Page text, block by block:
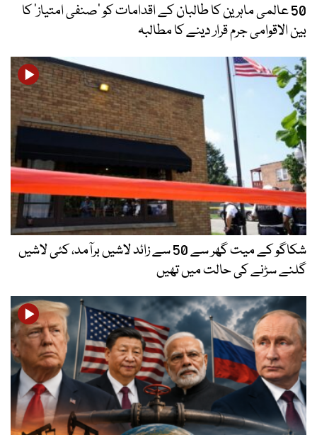
50 عالمی ماہرین کا طالبان کے اقدامات کو ’صنفی امتیاز‘ کا
بین الاقوامی جرم قرار دینے کا مطالبہ
شکاگو کے میت گھر سے 50 سے زائد لاشیں برآمد، کئی لاشیں
گلنے سڑنے کی حالت میں تھیں